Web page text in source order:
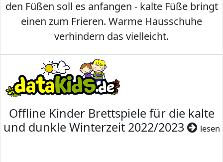
den Füßen soll es anfangen - kalte Füße bringt
einen zum Frieren. Warme Hausschuhe
verhindern das vielleicht.
Offline Kinder Brettspiele für die kalte
und dunkle Winterzeit 2022/2023
lesen